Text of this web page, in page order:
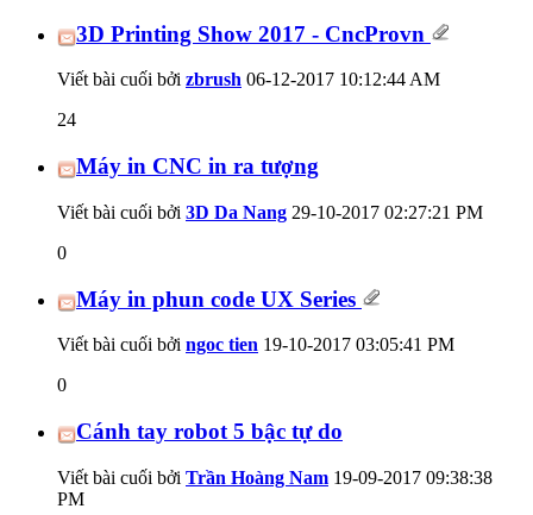
3D Printing Show 2017 - CncProvn
Viết bài cuối bởi zbrush 06-12-2017 10:12:44 AM
24
Máy in CNC in ra tượng
Viết bài cuối bởi 3D Da Nang 29-10-2017 02:27:21 PM
0
Máy in phun code UX Series
Viết bài cuối bởi ngoc tien 19-10-2017 03:05:41 PM
0
Cánh tay robot 5 bậc tự do
Viết bài cuối bởi Trần Hoàng Nam 19-09-2017 09:38:38
PM